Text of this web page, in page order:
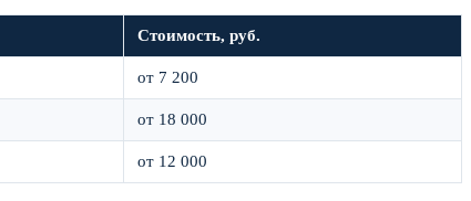
Стоимость, руб.
от 7 200
от 18 000
от 12 000